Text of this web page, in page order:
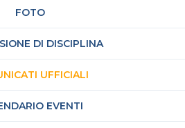
FOTO
DI DISCIPLINA
UFFICIALI
EVENTI